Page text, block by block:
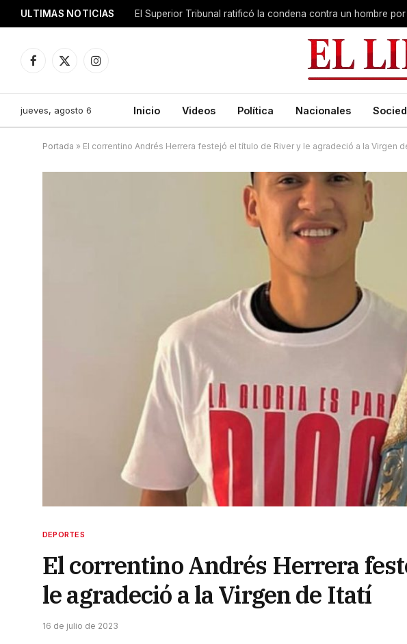
ULTIMAS NOTICIAS El Superior Tribunal ratificó la condena contra un hombre por
Facebook
X
Instagram
jueves, agosto 6 Inicio Videos Política Nacionales
Portada » El correntino Andrés Herrera festejó el título de River y le agradeció a la Virgen
DEPORTES
El correntino Andrés Herrera
le agradeció a la Virgen de Itatí
16 de julio de 2023